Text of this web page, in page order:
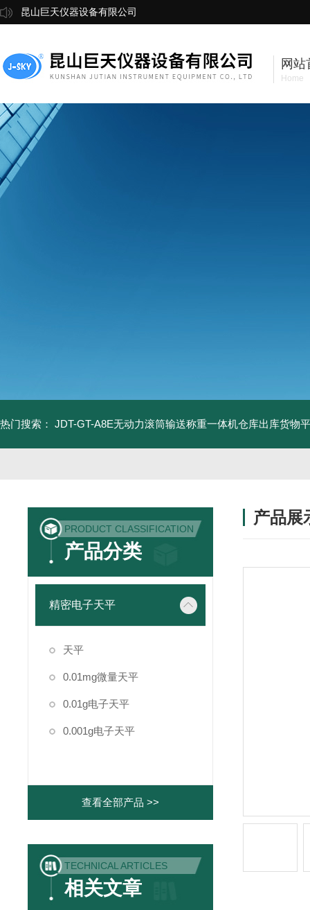
昆山巨天仪器设备有限公司
网站
Home
热门搜索： JDT-GT-A8E无动力滚筒输送称重一体机仓库出库货物
PRODUCT CLASSIFICATION
产品分类
精密电子天平
天平
0.01mg微量天平
0.01g电子天平
0.001g电子天平
查看全部产品 >>
TECHNICAL ARTICLES
相关文章
产品展